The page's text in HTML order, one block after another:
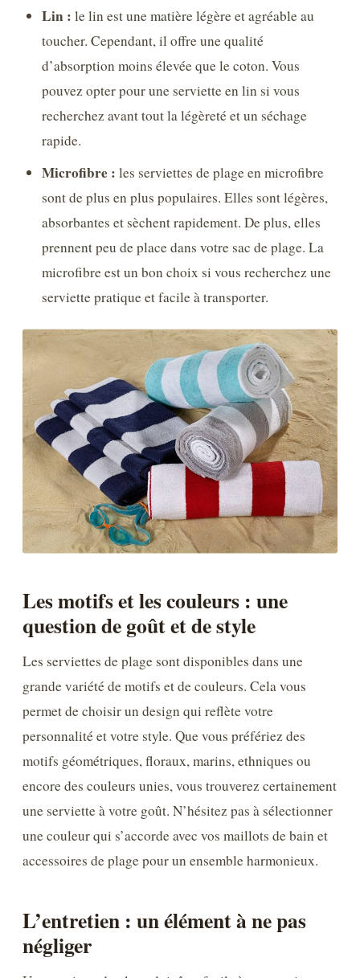
Lin : le lin est une matière légère et agréable au
toucher. Cependant, il offre une qualité
d’absorption moins élevée que le coton. Vous
pouvez opter pour une serviette en lin si vous
recherchez avant tout la légèreté et un séchage
rapide.
Microfibre : les serviettes de plage en microfibre
sont de plus en plus populaires. Elles sont légères,
absorbantes et sèchent rapidement. De plus, elles
prennent peu de place dans votre sac de plage. La
microfibre est un bon choix si vous recherchez une
serviette pratique et facile à transporter.
Les motifs et les couleurs : une
question de goût et de style
Les serviettes de plage sont disponibles dans une
grande variété de motifs et de couleurs. Cela vous
permet de choisir un design qui reflète votre
personnalité et votre style. Que vous préfériez des
motifs géométriques, floraux, marins, ethniques ou
encore des couleurs unies, vous trouverez certainement
une serviette à votre goût. N’hésitez pas à sélectionner
une couleur qui s’accorde avec vos maillots de bain et
accessoires de plage pour un ensemble harmonieux.
L’entretien : un élément à ne pas
négliger